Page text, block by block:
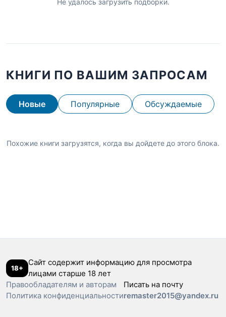
КНИГИ ПО ВАШИМ ЗАПРОСАМ
Новые Популярные Обсуждаемые
Похожие книги загрузятся, когда вы дойдете до этого блока.
18+
Сайт содержит информацию для просмотра
лицами старше 18 лет
Правообладателям и авторам
Политика конфиденциальности
Писать на почту
remaster2015@yandex.ru